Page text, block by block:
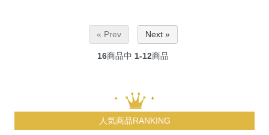
« Prev Next »
16商品中 1-12商品
人気商品RANKING